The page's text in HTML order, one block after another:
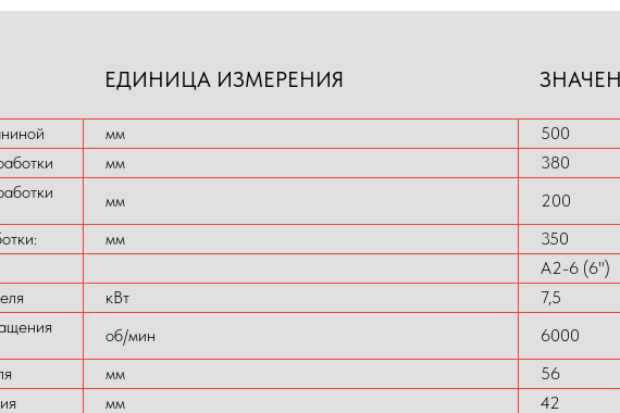
ЕДИНИЦА ИЗМЕРЕНИЯ
мм
500
мм
380
мм
200
мм
350
A2-6 (6")
кВт
7,5
об/мин
6000
мм
56
мм
42